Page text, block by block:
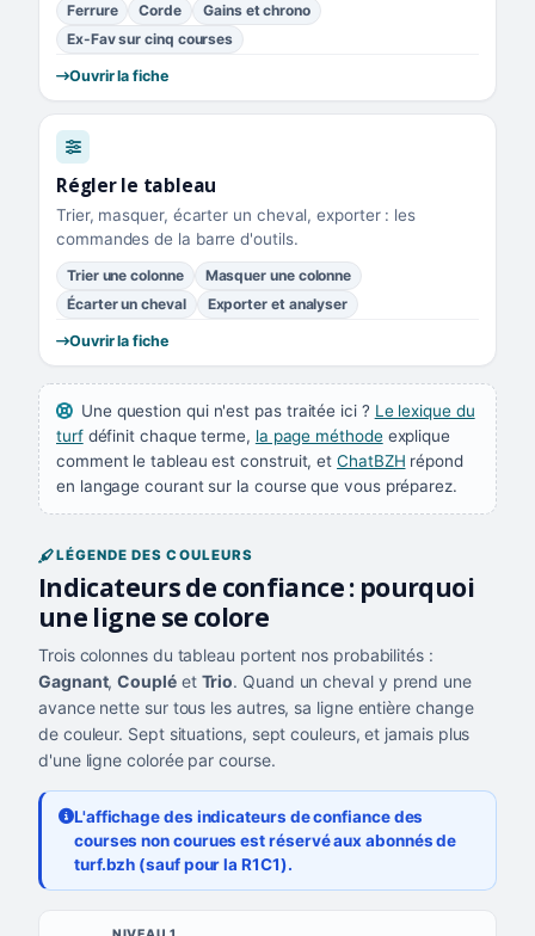
Ferrure Corde
Gains et chrono
Ex-Fav sur cinq courses
Ouvrir la fiche
Régler le tableau
Trier, masquer, écarter un cheval, exporter : les
commandes de la barre d'outils.
Trier une colonne
Masquer une colonne
Écarter un cheval
Exporter et analyser
Ouvrir la fiche
Une question qui n'est pas traitée ici ? Le lexique du
turfdéfinit chaque terme, la page méthodeexplique
comment le tableau est construit, etChatBZH répond
en langage courant sur la course que vous préparez.
LÉGENDE DES COULEURS
Indicateurs de confiance : pourquoi
une ligne se colore
Trois colonnes du tableau portent nos probabilités :
Gagnant,Coupléet Trio. Quand un cheval y prend une
avance nette sur tous les autres, sa ligne entière change
de couleur. Sept situations, sept couleurs, et jamais plus
d'une ligne colorée par course.
L'affichage des indicateurs de confiance des
courses non courues est réservé aux abonnés de
turf.bzh (sauf pour la R1C1).